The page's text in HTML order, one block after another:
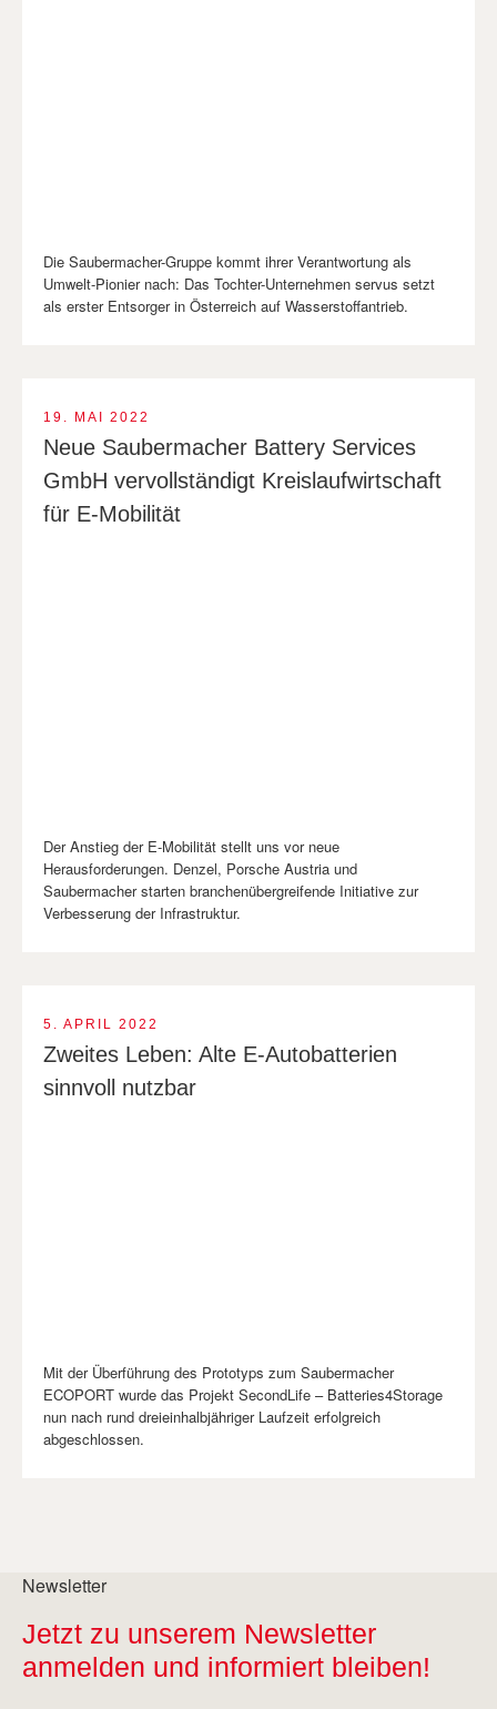
Die Saubermacher-Gruppe kommt ihrer Verantwortung als
Umwelt-Pionier nach: Das Tochter-Unternehmen servus setzt
als erster Entsorger in Österreich auf Wasserstoffantrieb.
19. MAI 2022
Neue Sauber­macher Battery Services
GmbH vervollständigt Kreislauf­wirt­schaft
für E-Mobilität
Der Anstieg der E-Mobilität stellt uns vor neue
Herausforderungen. Denzel, Porsche Austria und
Saubermacher starten branchenübergreifende Initiative zur
Verbesserung der Infrastruktur.
5. APRIL 2022
Zweites Leben: Alte E-Auto­batterien
sinnvoll nutzbar
Mit der Überführung des Prototyps zum Saubermacher
ECOPORT wurde das Projekt SecondLife – Batteries4Storage
nun nach rund dreieinhalbjähriger Laufzeit erfolgreich
abgeschlossen.
Newsletter
Jetzt zu unserem Newsletter
anmelden und informiert bleiben!